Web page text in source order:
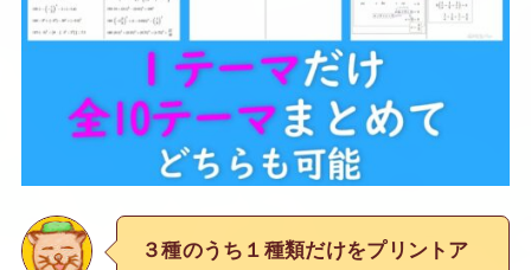
３種のうち１種類だけをプリントア